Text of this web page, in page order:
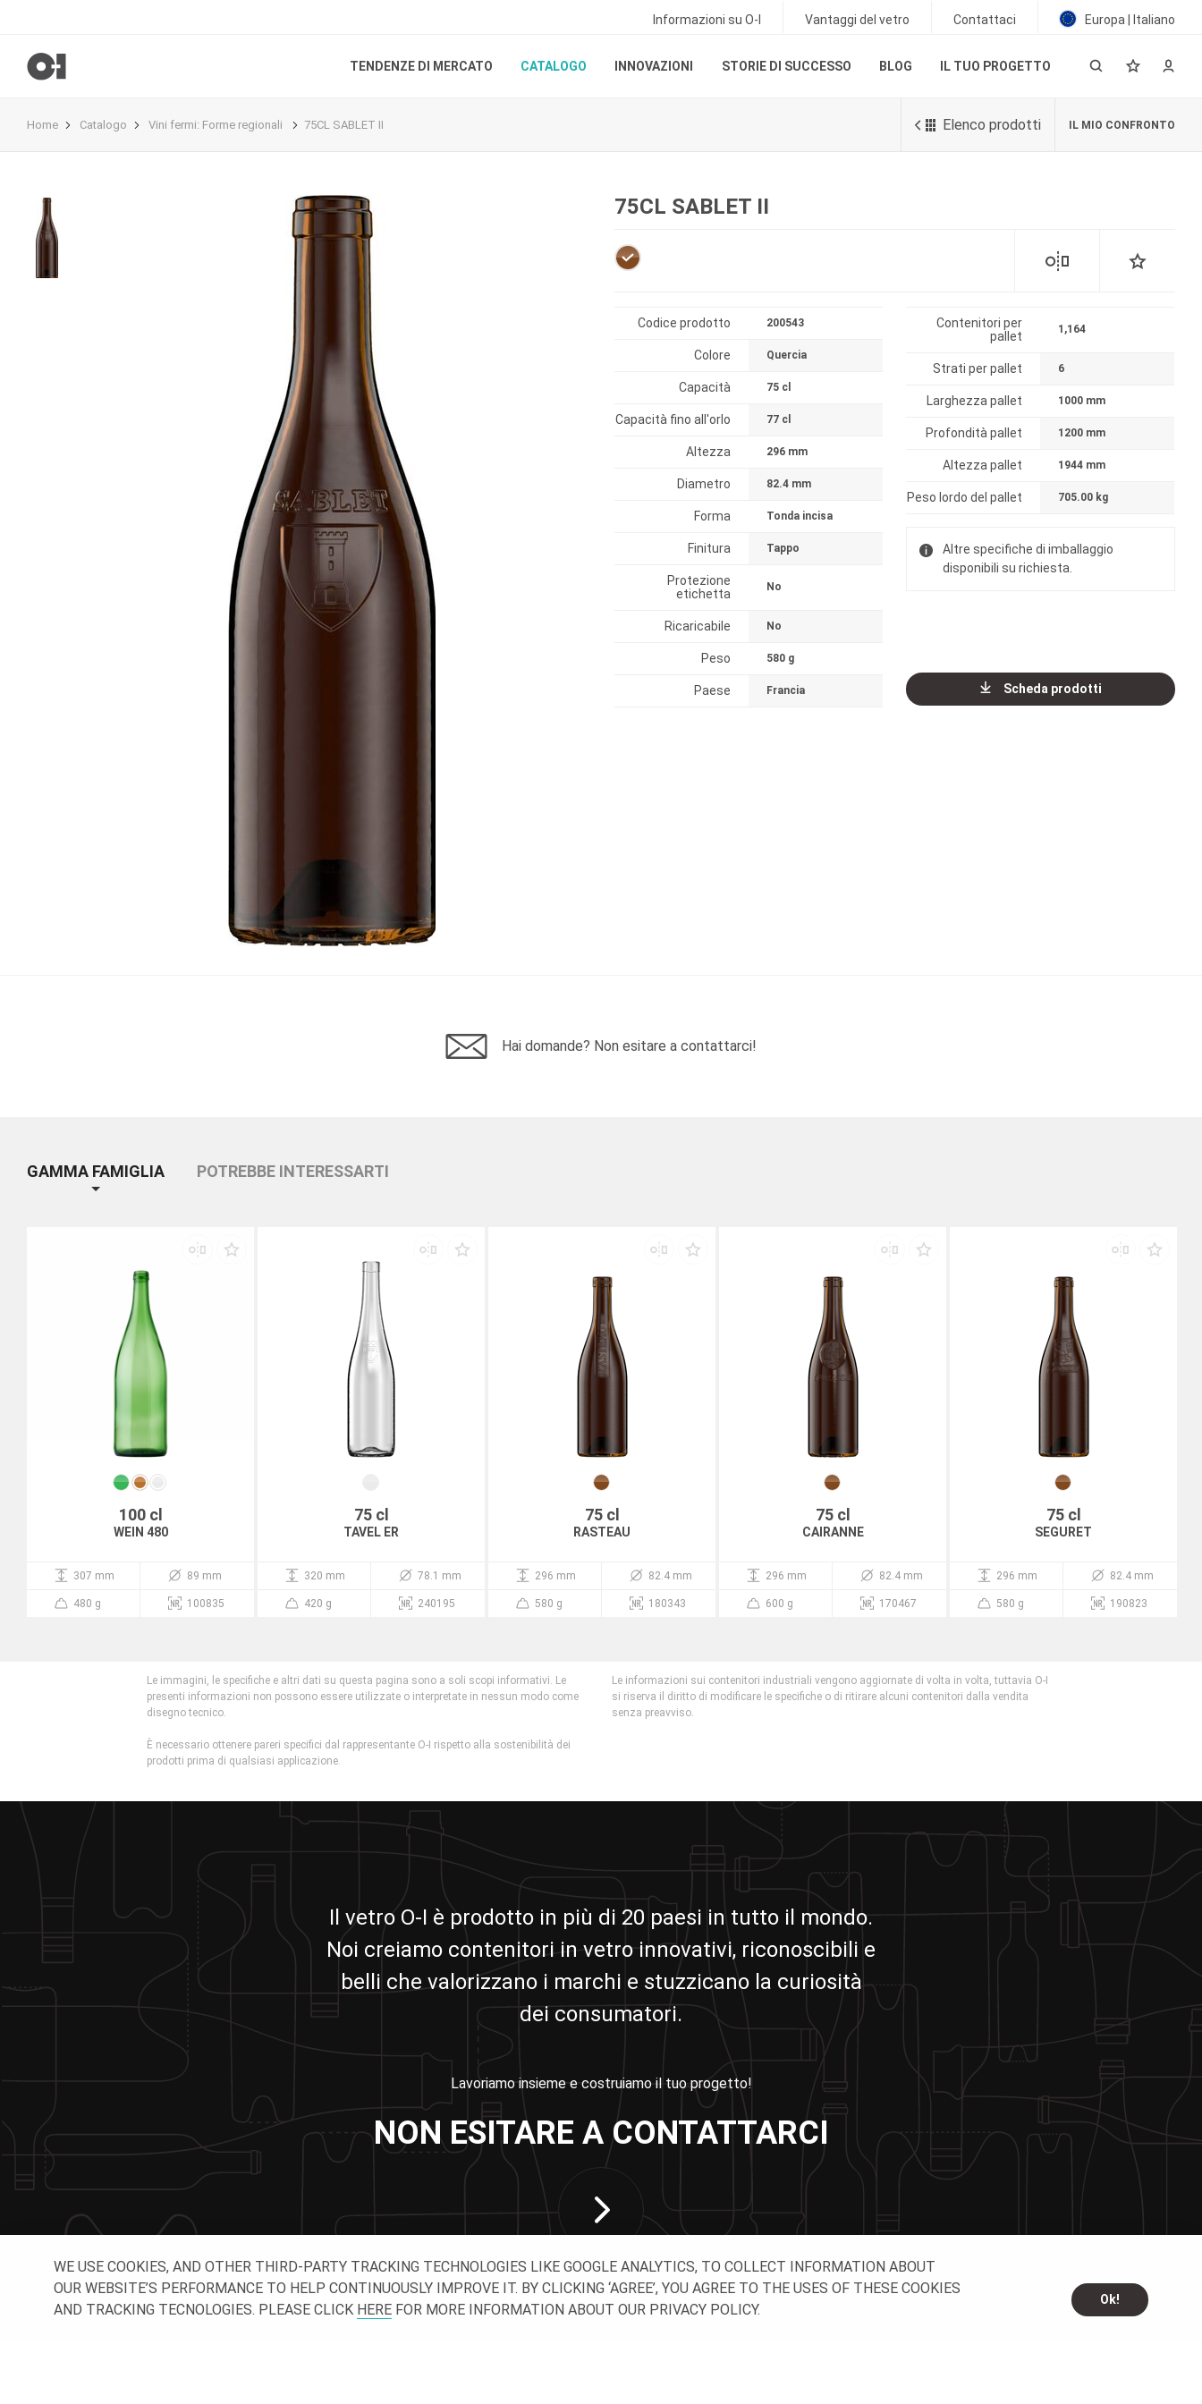
Informazioni su O-I Vantaggi del vetro Contattaci Europa | Italiano
TENDENZE DI MERCATO CATALOGO INNOVAZIONI STORIE DI SUCCESSO BLOG IL TUO PROGETTO
Home Catalogo Vini fermi: Forme regionali 75CL SABLET II Elenco prodotti IL MIO CONFRONTO
75CL SABLET II
Codice prodotto 200543
Colore Quercia
Capacità 75 cl
Capacità fino all'orlo 77 cl
Altezza 296 mm
Diametro 82.4 mm
Forma Tonda incisa
Finitura Tappo
Protezione
etichetta
No
Ricaricabile No
Peso 580 g
Paese Francia
Contenitori per
pallet
1,164
Strati per pallet 6
Larghezza pallet 1000 mm
Profondità pallet 1200 mm
Altezza pallet 1944 mm
Peso lordo del pallet 705.00 kg
Altre specifiche di imballaggio
disponibili su richiesta.
Scheda prodotti
Hai domande? Non esitare a contattarci!
GAMMA FAMIGLIA POTREBBE INTERESSARTI
100 cl
WEIN 480
307 mm 89 mm
480 g 100835
75 cl
TAVEL ER
320 mm 78.1 mm
420 g 240195
75 cl
RASTEAU
296 mm 82.4 mm
580 g 180343
75 cl
CAIRANNE
296 mm 82.4 mm
600 g 170467
75 cl
SEGURET
296 mm 82.4 mm
580 g 190823
Le immagini, le specifiche e altri dati su questa pagina sono a soli scopi informativi. Le
presenti informazioni non possono essere utilizzate o interpretate in nessun modo come
disegno tecnico.
È necessario ottenere pareri specifici dal rappresentante O-I rispetto alla sostenibilità dei
prodotti prima di qualsiasi applicazione.
Le informazioni sui contenitori industriali vengono aggiornate di volta in volta, tuttavia O-I
si riserva il diritto di modificare le specifiche o di ritirare alcuni contenitori dalla vendita
senza preavviso.
Il vetro O-I è prodotto in più di 20 paesi in tutto il mondo.
Noi creiamo contenitori in vetro innovativi, riconoscibili e
belli che valorizzano i marchi e stuzzicano la curiosità
dei consumatori.
Lavoriamo insieme e costruiamo il tuo progetto!
NON ESITARE A CONTATTARCI
WE USE COOKIES, AND OTHER THIRD-PARTY TRACKING TECHNOLOGIES LIKE GOOGLE ANALYTICS, TO COLLECT INFORMATION ABOUT
OUR WEBSITE’S PERFORMANCE TO HELP CONTINUOUSLY IMPROVE IT. BY CLICKING ‘AGREE’, YOU AGREE TO THE USES OF THESE COOKIES
AND TRACKING TECNOLOGIES. PLEASE CLICK HERE FOR MORE INFORMATION ABOUT OUR PRIVACY POLICY.
Ok!